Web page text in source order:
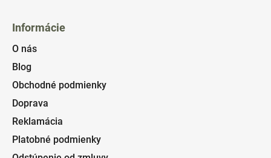
Informácie
O nás
Blog
Obchodné podmienky
Doprava
Reklamácia
Platobné podmienky